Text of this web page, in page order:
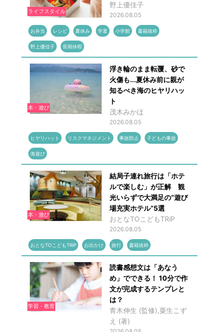
ライフスタイル
野上優佳子
2026.08.05
お弁当 レシピ 夏休み 学童 小学館 書籍抜粋
野上優佳子 長期休暇
本・遊び
浮き輪のまま転覆、砂で
火傷も...夏休み前に親が
知るべき海のヒヤリハッ
ト
茂木みかほ
2026.08.05
ヒヤリハット リスクマネジメント 事故防止 子どもの事故
海遊び
本・遊び
結局子連れ旅行は「ホテ
ルで楽しむ」が正解 観
光いらずで大満足の“遊び
場充実ホテル”5選
おとなTOこどもTRiP
2026.08.05
おとなTOこどもTRiP お出かけ 旅行 書籍抜粋
学習・教育
読書感想文は「あなう
め」でできる！ 10分で作
文が完成するテンプレと
は？
青木伸生 (監修),粟生こず
え (著)